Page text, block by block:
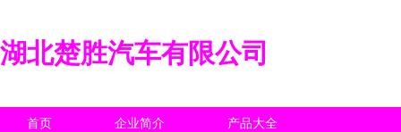
湖北楚胜汽车有限公司
首页 企业简介 产品大全